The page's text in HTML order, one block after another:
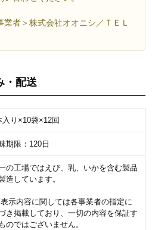
者＞株式会社オオニシ／ＴＥＬ
・配送
入り×10袋×12回
期限：120日
の工場ではえび、乳、いかを含む製品
造しています。
示内容に関しては各事業者の指定に
き掲載しており、一切の内容を保証す
のではございません。